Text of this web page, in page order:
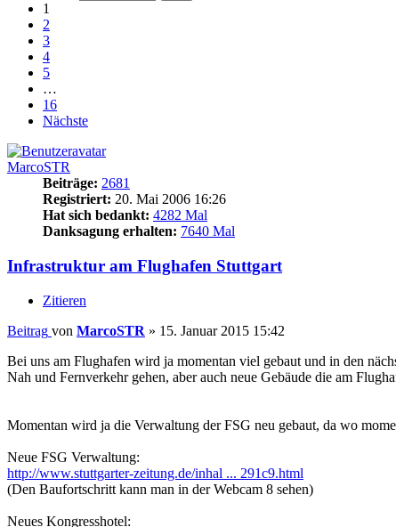
1
2
3
4
5
…
16
Nächste
MarcoSTR
Beiträge: 2681
Registriert: 20. Mai 2006 16:26
Hat sich bedankt: 4282 Mal
Danksagung erhalten: 7640 Mal
Infrastruktur am Flughafen Stuttgart
Zitieren
Beitrag von MarcoSTR » 15. Januar 2015 15:42
Bei uns am Flughafen wird ja momentan viel gebaut und in den
Nah und Fernverkehr gehen, aber auch neue Gebäude die am
Momentan wird ja die Verwaltung der FSG neu gebaut, da wo
Neue FSG Verwaltung:
http://www.stuttgarter-zeitung.de/inhal ... 291c9.html
(Den Baufortschritt kann man in der Webcam 8 sehen)
Neues Kongresshotel: